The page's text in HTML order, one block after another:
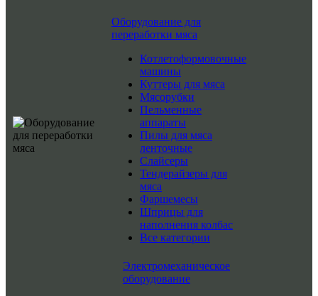
Оборудование для
переработки мяса
Котлетоформовочные
машины
Куттеры для мяса
Мясорубки
Пельменные
аппараты
Пилы для мяса
ленточные
Слайсеры
Тендерайзеры для
мяса
Фаршемесы
Шприцы для
наполнения колбас
Все категории
Электромеханическое
оборудование